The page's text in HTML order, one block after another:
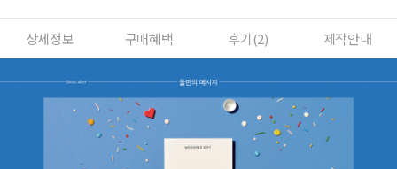
상세정보 구매혜택 후기(2) 제작안내